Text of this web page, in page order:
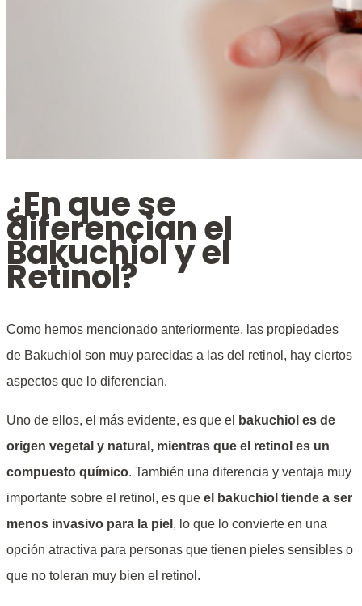
¿En que se
diferencian el
Bakuchiol y el
Retinol?
Como hemos mencionado anteriormente, las propiedades
de Bakuchiol son muy parecidas a las del retinol, hay ciertos
aspectos que lo diferencian.
Uno de ellos, el más evidente, es que el
bakuchiol es de
origen vegetal y natural, mientras que el retinol es un
compuesto químico. También una diferencia y ventaja muy
importante sobre el retinol, es que el bakuchiol tiende a ser
menos invasivo para la piel , lo que lo convierte en una
opción atractiva para personas que tienen pieles sensibles o
que no toleran muy bien el retinol.